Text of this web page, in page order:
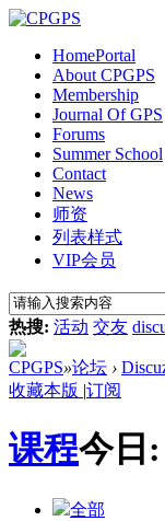
HomePortal
About CPGPS
Membership
Journal Of GPS
Forums
Summer School
Contact
News
师资
列表样式
VIP会员
热搜: 活动 交友
CPGPS»论坛 ›
收藏本版 |订阅
课程今日:
全部